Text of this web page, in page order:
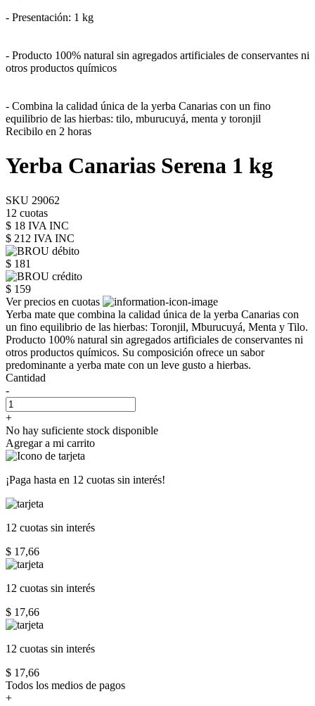
- Presentación: 1 kg
- Producto 100% natural sin agregados artificiales de conservantes ni
otros productos químicos
- Combina la calidad única de la yerba Canarias con un fino
equilibrio de las hierbas: tilo, mburucuyá, menta y toronjil
Recibilo en 2 horas
Yerba Canarias Serena 1 kg
SKU 29062
12 cuotas
$ 18 IVA INC
$ 212 IVA INC
$ 181
$ 159
Ver precios en cuotas
Yerba mate que combina la calidad única de la yerba Canarias con
un fino equilibrio de las hierbas: Toronjil, Mburucuyá, Menta y Tilo.
Producto 100% natural sin agregados artificiales de conservantes ni
otros productos químicos. Su composición ofrece un sabor
predominante a yerba mate con un leve gusto a hierbas.
Cantidad
-
+
No hay suficiente stock disponible
Agregar a mi carrito
¡Paga hasta en 12 cuotas sin interés!
12 cuotas sin interés
$ 17,66
12 cuotas sin interés
$ 17,66
12 cuotas sin interés
$ 17,66
Todos los medios de pagos
+